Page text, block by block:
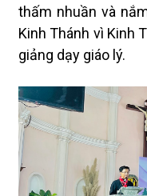
thấm nhuần và
Kinh Thánh vì Kinh
giảng dạy giáo lý.